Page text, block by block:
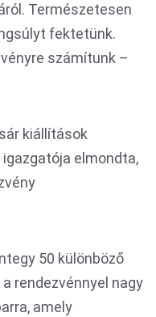
Természetesen
fektetünk.
számítunk –
kiállítások
elmondta,
50 különböző
rendezvénnyel nagy
amely